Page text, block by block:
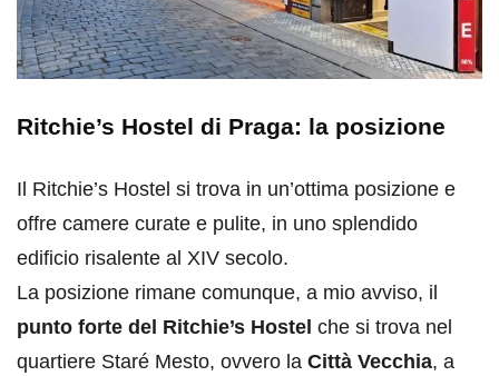
Ritchie’s Hostel di Praga: la posizione
Il Ritchie’s Hostel si trova in un’ottima posizione e
offre camere curate e pulite, in uno splendido
edificio risalente al XIV secolo.
La posizione rimane comunque, a mio avviso, il
punto forte del Ritchie’s Hostel che si trova nel
quartiere Staré Mesto, ovvero la Città Vecchia, a